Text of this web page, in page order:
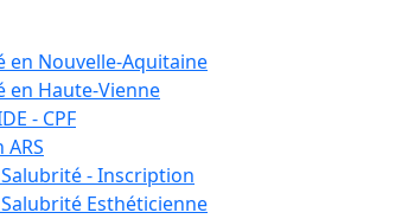
en Nouvelle-Aquitaine
en Haute-Vienne
- CPF
- Inscription
Esthéticienne